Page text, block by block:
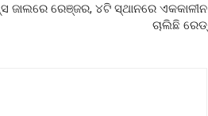
ଜାଲରେ ରେଞ୍ଜର, ୪ଟି ସ୍ଥାନରେ ଏକକାଳୀନ
ଚାଲିଛି ରେଡ୍